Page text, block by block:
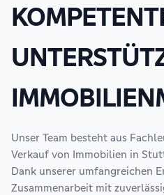
Unser Team besteht aus
Verkauf von Immobilien in
Dank unserer umfangreichen
Zusammenarbeit mit